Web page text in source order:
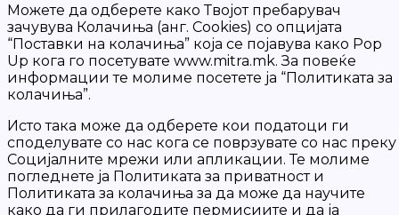
Можете да одберете како Твојот пребарувач
зачувува Колачиња (анг. Cookies) со опцијата
“Поставки на колачиња” која се појавува како Pop
Up кога го посетувате www.mitra.mk. За повеќе
информации те молиме посетете ја “Политиката за
колачиња”.
Исто така може да одберете кои податоци ги
споделувате со нас кога се поврзувате со нас преку
Социјалните мрежи или апликации. Те молиме
погледнете ја Политиката за приватност и
Политиката за колачиња за да може да научите
како да ги прилагодите пермисиите и да ја